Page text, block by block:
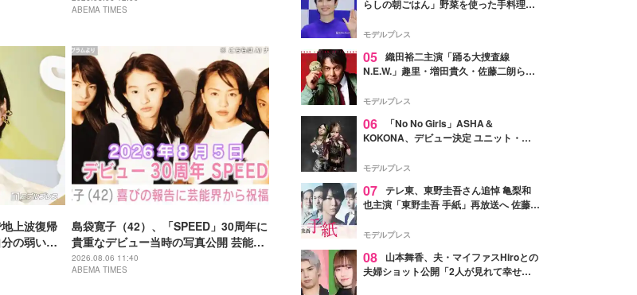
ABEMA TIMES
上波復帰
の弱い部
たこと
島袋寛子（42）、「SPEED」30周年に
貴重なデビュー当時の写真公開 芸能界
やファンから反響「青春そのもの」
「ずっと歌い続けていてくれることが
2026.08.06 11:40
ABEMA TIMES
らしの朝ごはん」野菜を使った手料理公
そう」と反響
モデルプレス
05 織田裕二主演「踊る大捜査線
N.E.W.」趣里・増田貴久・佐藤二朗ら新
徴する“謎のキーワード”も
モデルプレス
06
「No No Girls」ASHA＆
KOKONA、デビュー決定 ユニット・
リリースへ
モデルプレス
07 テレ東、東野圭吾さん追悼 亀梨和
也主演「東野圭吾 手紙」再放送へ 佐藤隆
モデルプレス
08
山本舞香、夫・マイファスHiroとの
夫婦ショット公開「2人が見れて幸せ」